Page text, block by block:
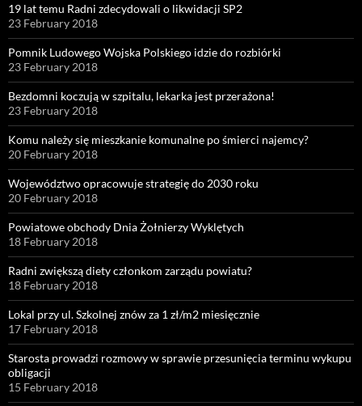
19 lat temu Radni zdecydowali o likwidacji SP2
23 February 2018
Pomnik Ludowego Wojska Polskiego idzie do rozbiórki
23 February 2018
Bezdomni koczują w szpitalu, lekarka jest przerażona!
23 February 2018
Komu należy się mieszkanie komunalne po śmierci najemcy?
20 February 2018
Województwo opracowuje strategię do 2030 roku
20 February 2018
Powiatowe obchody Dnia Żołnierzy Wyklętych
18 February 2018
Radni zwiększą diety członkom zarządu powiatu?
18 February 2018
Lokal przy ul. Szkolnej znów za 1 zł/m2 miesięcznie
17 February 2018
Starosta prowadzi rozmowy w sprawie przesunięcia terminu wykupu
obligacji
15 February 2018